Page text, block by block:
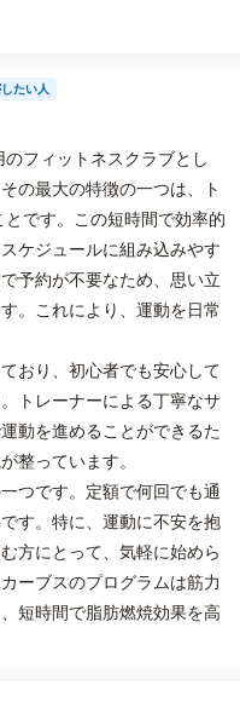
たい人
フィットネスクラブとし
の最大の特徴の一つは、ト
です。この短時間で効率的
ケジュールに組み込みやす
予約が不要なため、思い立
。これにより、運動を日常
おり、初心者でも安心して
トレーナーによる丁寧なサ
動を進めることができるた
整っています。
つです。定額で何回でも通
す。特に、運動に不安を抱
方にとって、気軽に始めら
ーブスのプログラムは筋力
短時間で脂肪燃焼効果を高